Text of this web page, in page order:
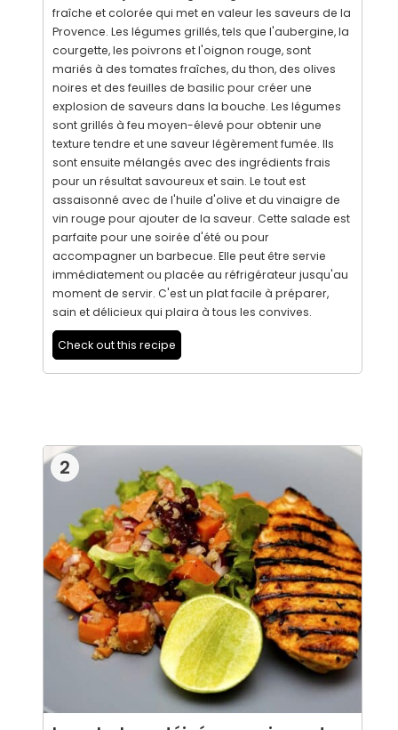
fraîche et colorée qui met en valeur les saveurs de la
Provence. Les légumes grillés, tels que l'aubergine, la
courgette, les poivrons et l'oignon rouge, sont
mariés à des tomates fraîches, du thon, des olives
noires et des feuilles de basilic pour créer une
explosion de saveurs dans la bouche. Les légumes
sont grillés à feu moyen-élevé pour obtenir une
texture tendre et une saveur légèrement fumée. Ils
sont ensuite mélangés avec des ingrédients frais
pour un résultat savoureux et sain. Le tout est
assaisonné avec de l'huile d'olive et du vinaigre de
vin rouge pour ajouter de la saveur. Cette salade est
parfaite pour une soirée d'été ou pour
accompagner un barbecue. Elle peut être servie
immédiatement ou placée au réfrigérateur jusqu'au
moment de servir. C'est un plat facile à préparer,
sain et délicieux qui plaira à tous les convives.
Check out this recipe
2